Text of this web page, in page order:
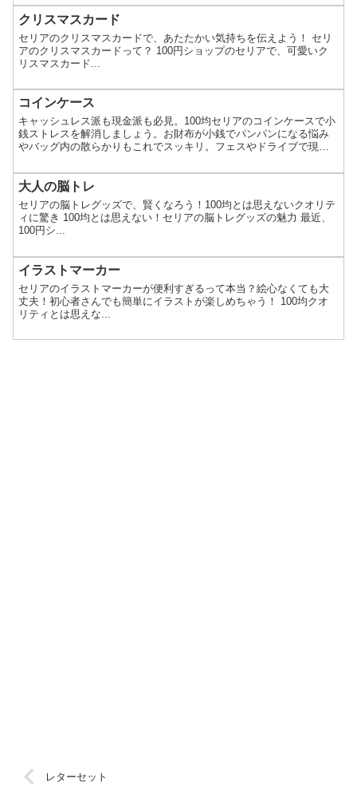
クリスマスカード
セリアのクリスマスカードで、あたたかい気持ちを伝えよう！ セリ
アのクリスマスカードって？ 100円ショップのセリアで、可愛いク
リスマスカード...
コインケース
キャッシュレス派も現金派も必見。100均セリアのコインケースで小
銭ストレスを解消しましょう。お財布が小銭でパンパンになる悩み
やバッグ内の散らかりもこれでスッキリ。フェスやドライブで現金
えデザインから機能派まで、SNSで話題の便利な小銭入れを詳しく
ご紹介します。プチプラで賢くコイン管理を始めませんか？
大人の脳トレ
セリアの脳トレグッズで、賢くなろう！100均とは思えないクオリテ
ィに驚き 100均とは思えない！セリアの脳トレグッズの魅力 最近、
100円シ...
イラストマーカー
セリアのイラストマーカーが便利すぎるって本当？絵心なくても大
丈夫！初心者さんでも簡単にイラストが楽しめちゃう！ 100均クオ
リティとは思えな...
レターセット